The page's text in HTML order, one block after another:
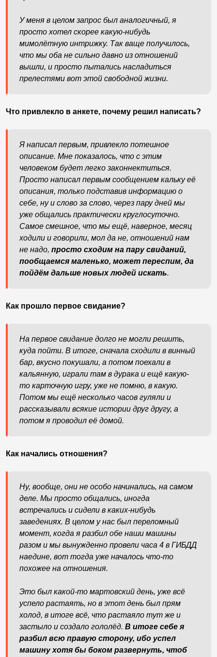
У меня в целом запрос был аналогичный, я
просто хотел скорее какую-нибудь
мимолётную интрижку. Так ваще получилось,
что мы оба не сильно давно из отношений
вышли, и просто пытались насладиться
прелестями вот этой свободной жизни.
Что привлекло в анкете, почему решил написать?
Я написал первым, привлекло потешное
описание. Мне показалось, что с этим
человеком будет легко законнектиться.
Просто написал первым сообщением кальку её
описания, только подставив информацию о
себе, ну и слово за слово, через пару дней мы
уже общались практически круглосуточно.
Самое смешное, что мы ещё, наверное, месяц
ходили и говорили, мол да не, отношений нам
не надо, просто сходим на пару свиданий,
пообщаемся маленько, может переспим, да
пойдём дальше новых людей искать.
Как прошло первое свидание?
На первое свидание долго не могли решить,
куда пойти. В итоге, сначала сходили в винный
бар, вкусно покушали, а потом поехали в
кальянную, играли там в дурака и ещё какую-
то карточную игру, уже не помню, в какую.
Потом мы ещё несколько часов гуляли и
рассказывали всякие истории друг другу, а
потом я проводил её домой.
Как начались отношения?
Ну, вообще, они не особо начинались, на самом
деле. Мы просто общались, иногда
встречались и сидели в каких-нибудь
заведениях. В целом у нас был переломный
момент, когда я разбил обе наши машины
разом и мы вынужденно провели часа 4 в ГИБДД
наедине, вот тогда уже началось что-то
похожее на отношения.
Это был какой-то мартовский день, уже всё
успело растаять, но в этот день был прям
холод, в итоге всё, что растаяло тут же и
застыло и создало гололёд. В итоге себе я
разбил всю правую сторону, ибо успел
машину хотя бы боком развернуть, чтоб